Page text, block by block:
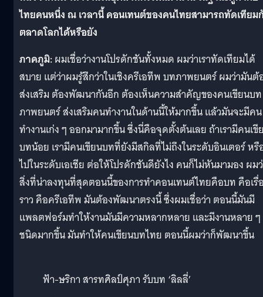
ไทยคนหนึ่ง ณ เวลานี้ คอนเทนต์ของคนไทยสามารถทัดเทียม
ตลาดโลกได้หรือยัง
ภาคภูมิ:ผมเชื่อว่างานโปรดักชันทั้งหมด ผมว่าเราทัดเทียมได้
สบาย แต่ว่าผมรู้สึกว่าในเชิงครีเอทีพ บทภาพยนตร์ ผมว่ามันต้
ส่งเสริม ต้องพัฒนากันอีก ต้องเห็นความสำคัญของคนเขียนบท
ภาพยนตร์ ส่งเสริมคนทำงานในด้านนี้ให้มากขึ้น แล้วมันจะมีคน
ทำงานเก่ง ๆ ออกมามากขึ้น ซึ่งนี่คือจุดตั้งต้นเลย ถ้าเรามีคนเขี
บทน้อย เรามีคนเขียนบทที่ยังมีสกิลที่ไม่ถึงในระดับอินเตอร์ หรื
ไปในระดับเอเชีย ต่อให้โปรดักชันดียังไง คนก็ไม่หันมามอง ผม
สิ่งที่น่าลงทุนที่สุดตอนนี้ของการทำคอนเทนต์ไทยคือบท คือเรื่
ราว คือครีเอทีพ มันต้องพัฒนาตรงนี้ ซึ่งผมเชื่อว่า ตอนนี้มันมี
แพลตฟอร์มทำให้งานมันมีความหลากหลาย และมีงานหลาย ๆ
ชนิดมากขึ้น มันทำให้คนเขียนบทไทย ตอนนี้ผมว่าก็พัฒนาขึ้น
ฟ้า-ษริกา สารทศิลป์ศุภา รับบท ‘ลิลลี่’